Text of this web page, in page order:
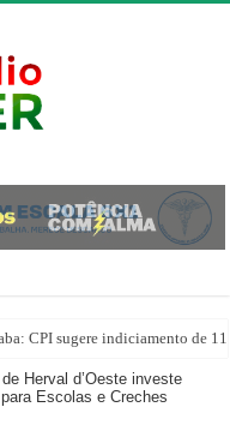
CPI sugere indiciamento de 11
e apreende quase 1 kg de
Herval d’Oeste investe
Escolas e Creches